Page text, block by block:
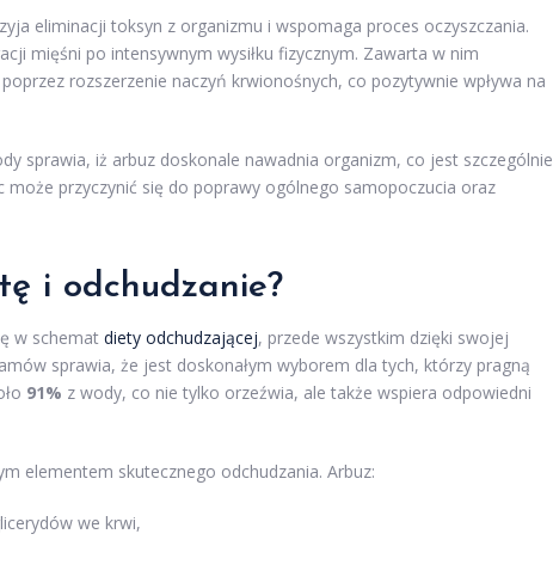
eliminacji toksyn z organizmu i wspomaga proces oczyszczania.
mięśni po intensywnym wysiłku fizycznym. Zawarta w nim
rozszerzenie naczyń krwionośnych, co pozytywnie wpływa na
sprawia, iż arbuz doskonale nawadnia organizm, co jest szczególnie
przyczynić się do poprawy ogólnego samopoczucia oraz
i odchudzanie?
w schemat diety odchudzającej, przede wszystkim dzięki swojej
sprawia, że jest doskonałym wyborem dla tych, którzy pragną
91% z wody, co nie tylko orzeźwia, ale także wspiera odpowiedni
elementem skutecznego odchudzania. Arbuz:
we krwi,